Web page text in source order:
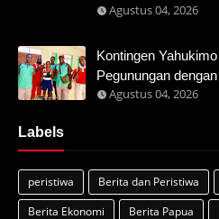
Agustus 04, 2026
Kontingen
Pegunungan
Agustus 04, 2026
Labels
peristiwa Berita dan Peristiwa
Berita Ekonomi
Berita Papua